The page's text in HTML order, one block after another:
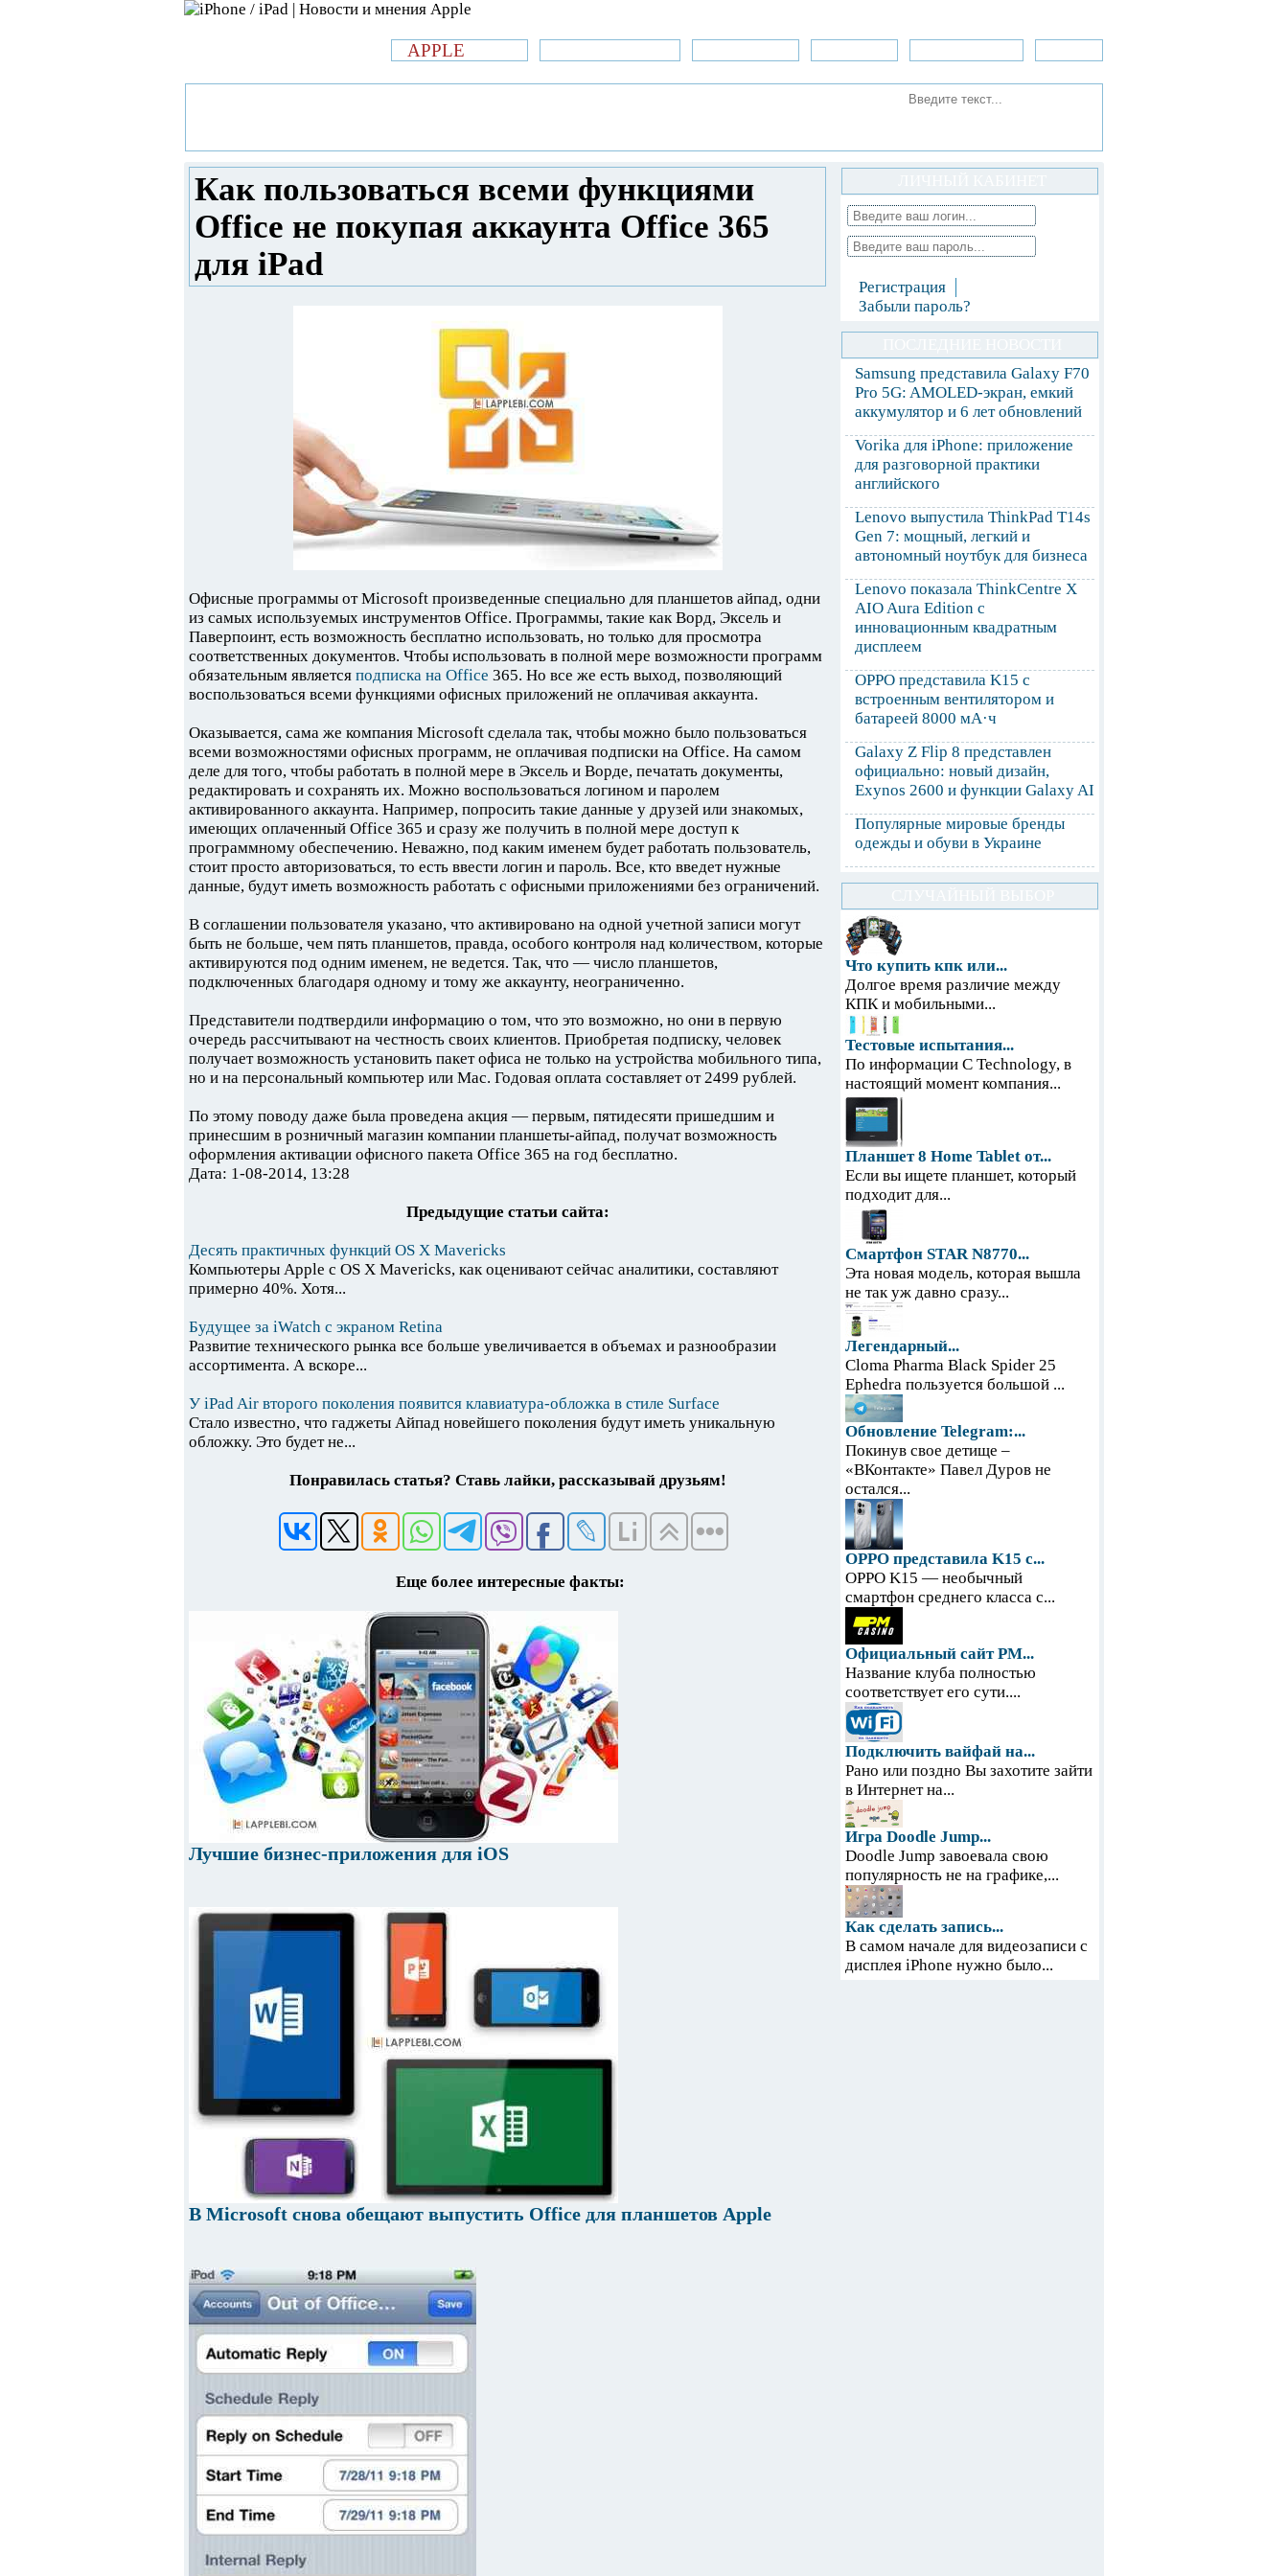
APPLE
Как пользоваться всеми функциями
Office не покупая аккаунта Office 365
для iPad
Офисные программы от Microsoft произведенные специально для планшетов айпад, одни
из самых используемых инструментов Office. Программы, такие как Ворд, Эксель и
Паверпоинт, есть возможность бесплатно использовать, но только для просмотра
соответственных документов. Чтобы использовать в полной мере возможности программ
обязательным является подписка на Office 365. Но все же есть выход, позволяющий
воспользоваться всеми функциями офисных приложений не оплачивая аккаунта.
Оказывается, сама же компания Microsoft сделала так, чтобы можно было пользоваться
всеми возможностями офисных программ, не оплачивая подписки на Office. На самом
деле для того, чтобы работать в полной мере в Эксель и Ворде, печатать документы,
редактировать и сохранять их. Можно воспользоваться логином и паролем
активированного аккаунта. Например, попросить такие данные у друзей или знакомых,
имеющих оплаченный Office 365 и сразу же получить в полной мере доступ к
программному обеспечению. Неважно, под каким именем будет работать пользователь,
стоит просто авторизоваться, то есть ввести логин и пароль. Все, кто введет нужные
данные, будут иметь возможность работать с офисными приложениями без ограничений.
В соглашении пользователя указано, что активировано на одной учетной записи могут
быть не больше, чем пять планшетов, правда, особого контроля над количеством, которые
активируются под одним именем, не ведется. Так, что — число планшетов,
подключенных благодаря одному и тому же аккаунту, неограниченно.
Представители подтвердили информацию о том, что это возможно, но они в первую
очередь рассчитывают на честность своих клиентов. Приобретая подписку, человек
получает возможность установить пакет офиса не только на устройства мобильного типа,
но и на персональный компьютер или Mac. Годовая оплата составляет от 2499 рублей.
По этому поводу даже была проведена акция — первым, пятидесяти пришедшим и
принесшим в розничный магазин компании планшеты-айпад, получат возможность
оформления активации офисного пакета Office 365 на год бесплатно.
Дата: 1-08-2014, 13:28
Предыдущие статьи сайта:
Десять практичных функций OS X Mavericks
Компьютеры Apple с OS X Mavericks, как оценивают сейчас аналитики, составляют
примерно 40%. Хотя...
Будущее за iWatch с экраном Retina
Развитие технического рынка все больше увеличивается в объемах и разнообразии
ассортимента. А вскоре...
У iPad Air второго поколения появится клавиатура-обложка в стиле Surface
Стало известно, что гаджеты Айпад новейшего поколения будут иметь уникальную
обложку. Это будет не...
Понравилась статья? Ставь лайки, рассказывай друзьям!
Еще более интересные факты:
Лучшие бизнес-приложения для iOS
В Microsoft снова обещают выпустить Office для планшетов Apple
Регистрация
Забыли пароль?
Samsung представила Galaxy F70
Pro 5G: AMOLED-экран, емкий
аккумулятор и 6 лет обновлений
Vorika для iPhone: приложение
для разговорной практики
английского
Lenovo выпустила ThinkPad T14s
Gen 7: мощный, легкий и
автономный ноутбук для бизнеса
Lenovo показала ThinkCentre X
AIO Aura Edition с
инновационным квадратным
дисплеем
OPPO представила K15 с
встроенным вентилятором и
батареей 8000 мА·ч
Galaxy Z Flip 8 представлен
официально: новый дизайн,
Exynos 2600 и функции Galaxy AI
Популярные мировые бренды
одежды и обуви в Украине
Что купить кпк или...
Долгое время различие между
КПК и мобильными...
Тестовые испытания...
По информации С Technology, в
настоящий момент компания...
Планшет 8 Home Tablet от...
Если вы ищете планшет, который
подходит для...
Смартфон STAR N8770...
Эта новая модель, которая вышла
не так уж давно сразу...
Легендарный...
Cloma Pharma Black Spider 25
Ephedra пользуется большой ...
Обновление Telegram:...
Покинув свое детище –
«ВКонтакте» Павел Дуров не
остался...
OPPO представила K15 с...
OPPO K15 — необычный
смартфон среднего класса с...
Официальный сайт PM...
Название клуба полностью
соответствует его сути....
Подключить вайфай на...
Рано или поздно Вы захотите зайти
в Интернет на...
Игра Doodle Jump...
Doodle Jump завоевала свою
популярность не на графике,...
Как сделать запись...
В самом начале для видеозаписи с
дисплея iPhone нужно было...